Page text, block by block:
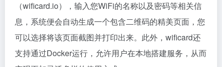
（wificard.io），输入您WiFi的名称以及密码等相关信
息，系统便会自动生成一个包含二维码的精美页面，您
可以选择将该页面截图并打印出来。此外，wificard还
支持通过Docker运行，允许用户在本地搭建服务，从而